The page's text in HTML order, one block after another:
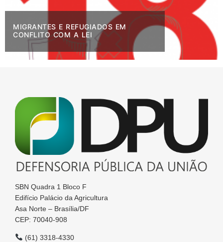
MIGRANTES E REFUGIADOS EM
CONFLITO COM A LEI
SBN Quadra 1 Bloco F
Edifício Palácio da Agricultura
Asa Norte – Brasília/DF
CEP: 70040-908
(61) 3318-4330